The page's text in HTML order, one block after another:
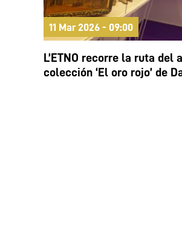
11 Mar 2026 - 09:00
L’ETNO recorre la ruta del
colección ‘El oro rojo’ de